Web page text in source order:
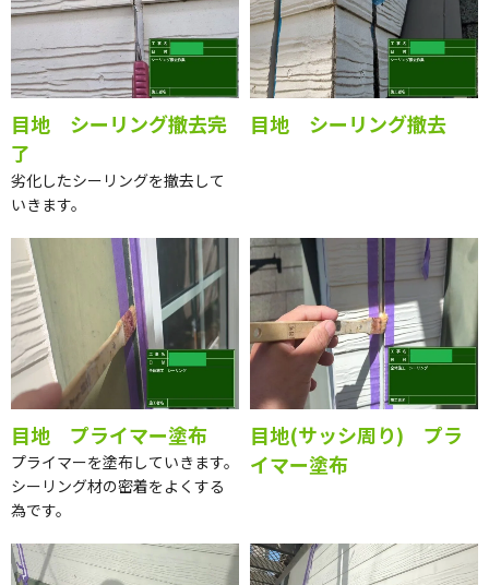
目地 シーリング撤去完
了
劣化したシーリングを撤去して
いきます。
目地 シーリング撤去
目地 プライマー塗布
プライマーを塗布していきます。
シーリング材の密着をよくする
為です。
目地(サッシ周り) プラ
イマー塗布